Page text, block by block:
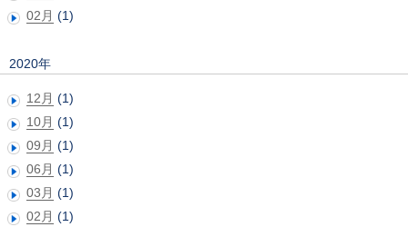
02月 (1)
2020年
12月 (1)
10月 (1)
09月 (1)
06月 (1)
03月 (1)
02月 (1)